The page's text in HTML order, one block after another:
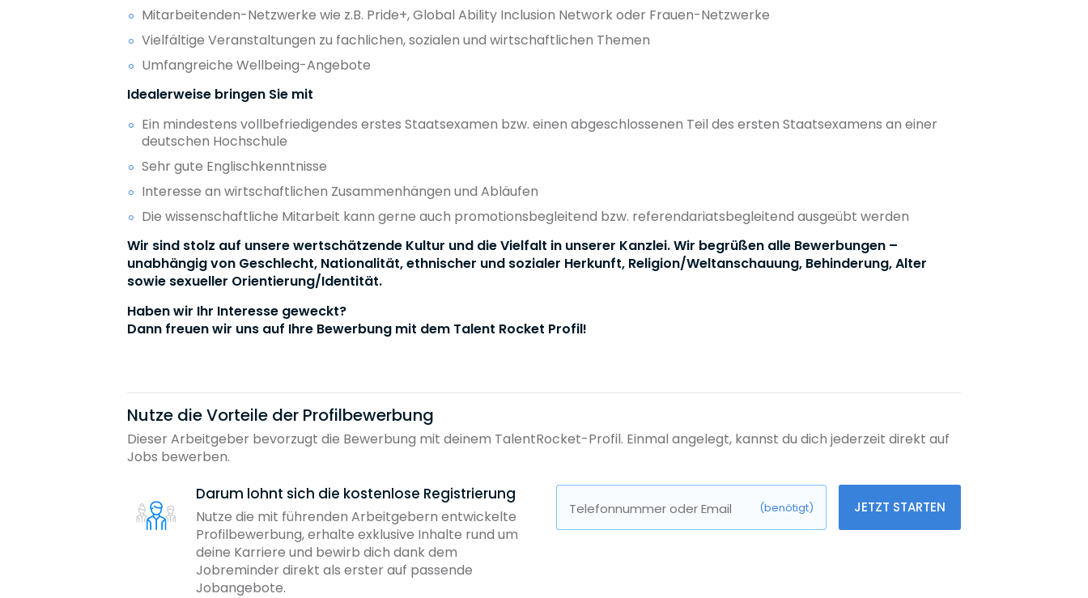
Mitarbeitenden-Netzwerke wie z.B. Pride+, Global Ability Inclusion Network oder Frauen-Netzwerke
Vielfältige Veranstaltungen zu fachlichen, sozialen und wirtschaftlichen Themen
Umfangreiche Wellbeing-Angebote
Idealerweise bringen Sie mit
Ein mindestens vollbefriedigendes erstes Staatsexamen bzw. einen abgeschlossenen Teil des ersten Staatsexamens an einer
deutschen Hochschule
Sehr gute Englischkenntnisse
Interesse an wirtschaftlichen Zusammenhängen und Abläufen
Die wissenschaftliche Mitarbeit kann gerne auch promotionsbegleitend bzw. referendariatsbegleitend ausgeübt werden
Wir sind stolz auf unsere wertschätzende Kultur und die Vielfalt in unserer Kanzlei. Wir begrüßen alle Bewerbungen –
unabhängig von Geschlecht, Nationalität, ethnischer und sozialer Herkunft, Religion/Weltanschauung, Behinderung, Alter
sowie sexueller Orientierung/Identität.
Haben wir Ihr Interesse geweckt?
Dann freuen wir uns auf Ihre Bewerbung mit dem Talent Rocket Profil!
Nutze die Vorteile der Profilbewerbung
Dieser Arbeitgeber bevorzugt die Bewerbung mit deinem TalentRocket-Profil. Einmal angelegt, kannst du dich jederzeit direkt auf
Jobs bewerben.
Darum lohnt sich die kostenlose Registrierung
Nutze die mit führenden Arbeitgebern entwickelte
Profilbewerbung, erhalte exklusive Inhalte rund um
deine Karriere und bewirb dich dank dem
Jobreminder direkt als erster auf passende
Jobangebote.
Telefonnummer oder Email (benötigt) JETZT STARTEN